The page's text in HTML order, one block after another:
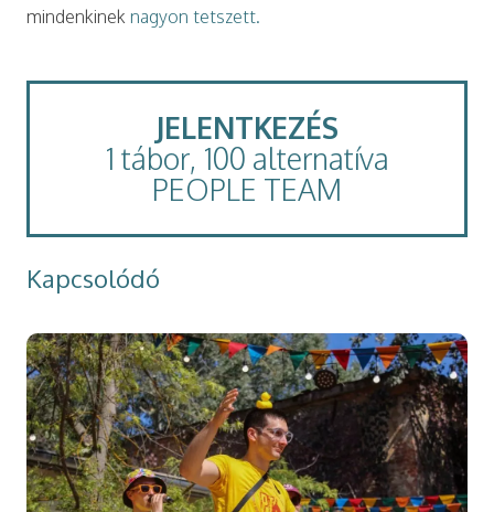
mindenkinek nagyon tetszett.
JELENTKEZÉS
1 tábor, 100 alternatíva
PEOPLE TEAM
Kapcsolódó